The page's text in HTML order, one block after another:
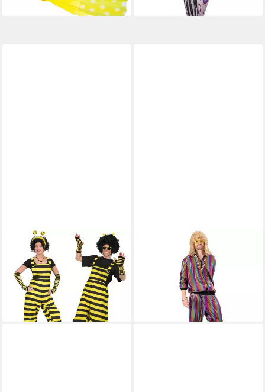
FUNNY FASHION
Kostüm Biene für
Erwachsene einstellbare
Hosenträger
29,90 €
lieferbar - in 2-3 Werktagen bei dir
FUNNY FASHION
Kostüm Regenbogen
Jogginganzug für Herren
lieferbar - in 2-3 Werktagen bei dir